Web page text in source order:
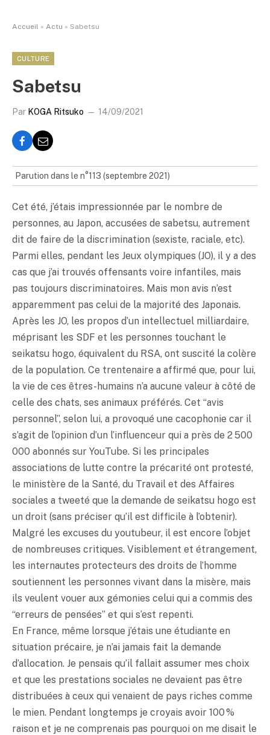
Accueil » Actu » Sabetsu
CULTURE
Sabetsu
Par KOGA Ritsuko 14/09/2021
Parution dans le n°113 (septembre 2021)
Cet été, j’étais impressionnée par le nombre de
personnes, au Japon, accusées de sabetsu, autrement
dit de faire de la discrimination (sexiste, raciale, etc).
Parmi elles, pendant les Jeux olympiques (JO), il y a des
cas que j’ai trouvés offensants voire infantiles, mais
pas toujours discriminatoires. Mais mon avis n’est
apparemment pas celui de la majorité des Japonais.
Après les JO, les propos d’un intellectuel milliardaire,
méprisant les SDF et les personnes touchant le
seikatsu hogo, équivalent du RSA, ont suscité la colère
de la population. Ce trentenaire a affirmé que, pour lui,
la vie de ces êtres-humains n’a aucune valeur à côté de
celle des chats, ses animaux préférés. Cet “avis
personnel”, selon lui, a provoqué une cacophonie car il
s’agit de l’opinion d’un l’influenceur qui a près de 2 500
000 abonnés sur YouTube. Si les principales
associations de lutte contre la précarité ont protesté,
le ministère de la Santé, du Travail et des Affaires
sociales a tweeté que la demande de seikatsu hogo est
un droit (sans préciser qu’il est difficile à l’obtenir).
Malgré les excuses du youtubeur, il est encore l’objet
de nombreuses critiques. Visiblement et étrangement,
les internautes protecteurs des droits de l’homme
soutiennent les personnes vivant dans la misère, mais
ils veulent vouer aux gémonies celui qui a commis des
“erreurs de pensées” et qui s’est repenti.
En France, même lorsque j’étais une étudiante en
situation précaire, je n’ai jamais fait la demande
d’allocation. Je pensais qu’il fallait assumer mes choix
et que les prestations sociales ne devaient pas être
distribuées à ceux qui venaient de pays riches comme
le mien. Pendant longtemps je croyais avoir 100 %
raison et je ne comprenais pas pourquoi on me disait le